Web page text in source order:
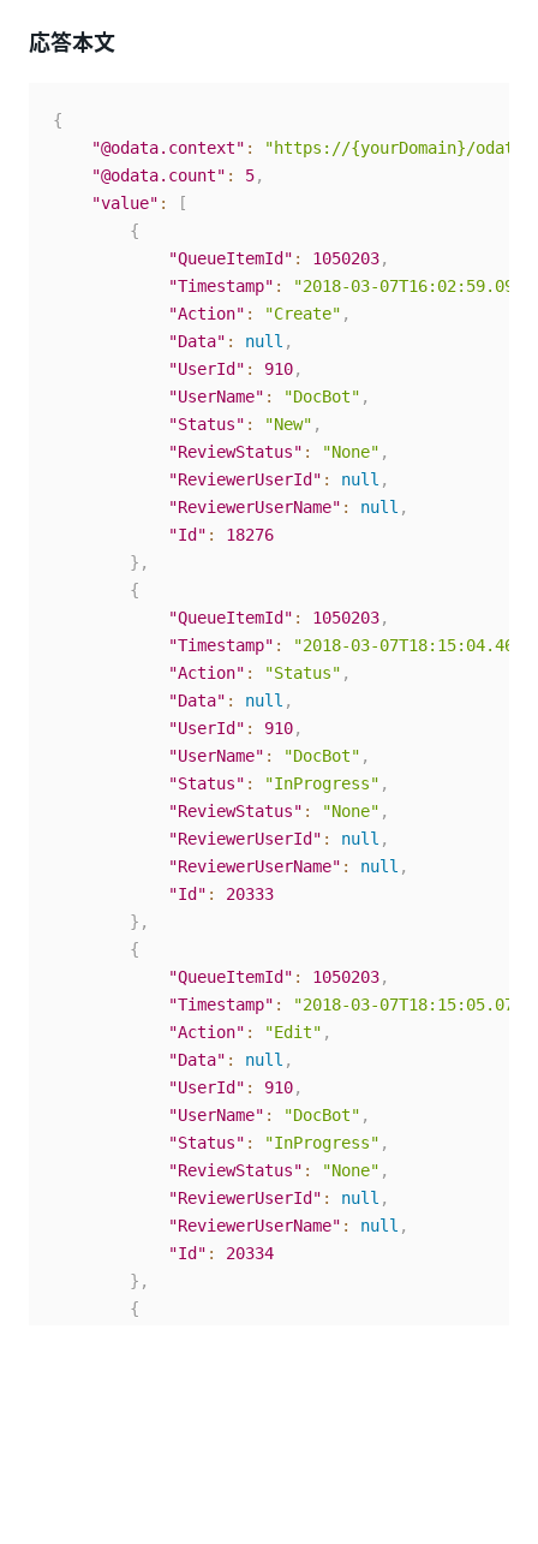
応答本文
{
"@odata.context" :
"https://{yourDomain}/odata/
"@odata.count" : 5,
"value" :
[
{
"QueueItemId" : 1050203,
"Timestamp" : "2018-03-07T16:02:59.09Z"
"Action" : "Create" ,
"Data" : null ,
"UserId" : 910,
"UserName" : "DocBot" ,
"Status" : "New" ,
"ReviewStatus" : "None" ,
"ReviewerUserId" : null ,
"ReviewerUserName" : null ,
"Id" :
18276
} ,
{
"QueueItemId" : 1050203,
"Timestamp" : "2018-03-07T18:15:04.46Z"
"Action" : "Status" ,
"Data" : null ,
"UserId" : 910,
"UserName" : "DocBot" ,
"Status" : "InProgress" ,
"ReviewStatus" : "None" ,
"ReviewerUserId" : null ,
"ReviewerUserName" : null ,
"Id" :
20333
} ,
{
"QueueItemId" : 1050203,
"Timestamp" : "2018-03-07T18:15:05.07Z"
"Action" : "Edit" ,
"Data" : null ,
"UserId" : 910,
"UserName" : "DocBot" ,
"Status" : "InProgress" ,
"ReviewStatus" : "None" ,
"ReviewerUserId" : null ,
"ReviewerUserName" : null ,
"Id" :
20334
} ,
{